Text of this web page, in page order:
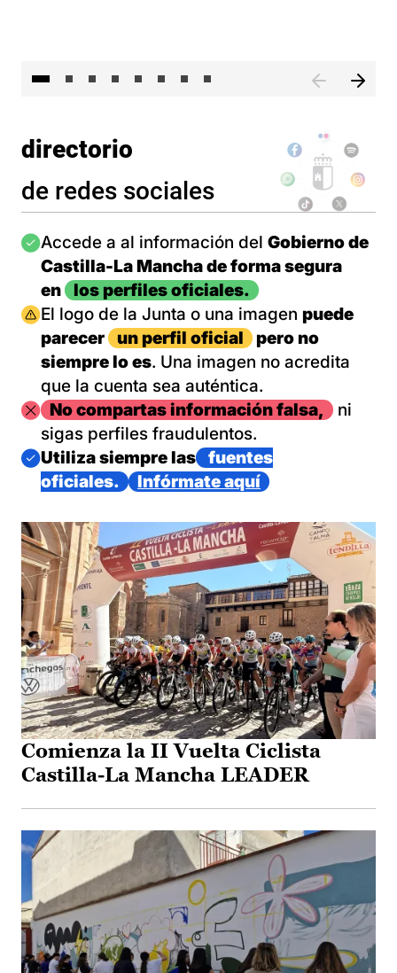
directorio
de redes sociales
Imagen
Accede a al información del Gobierno de
Castilla-La Mancha de forma segura
en
los perfiles oficiales.
Imagen
El logo de la Junta o una imagen puede
parecer
un perfil oficial
pero no
siempre lo es. Una imagen no acredita
que la cuenta sea auténtica.
ImagenNo compartas información falsa,
ni
sigas perfiles fraudulentos.
Imagen
Utiliza siempre las
fuentes
oficiales.
Infórmate aquí
Comienza la II Vuelta Ciclista
Castilla-La Mancha LEADER